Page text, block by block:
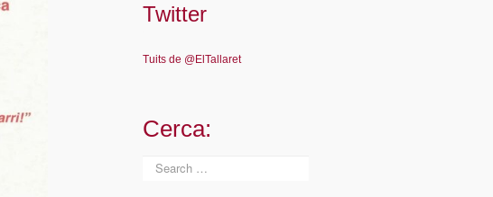
Twitter
Tuits de @ElTallaret
Cerca: